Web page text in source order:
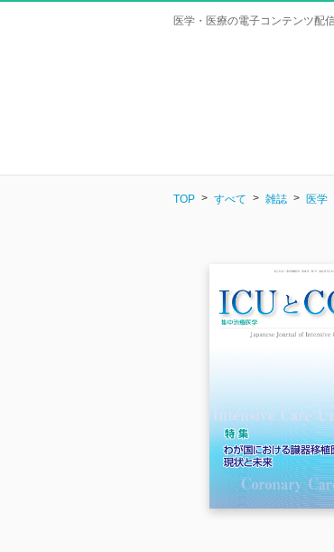
医学・医療の電子コンテンツ配
TOP すべて 雑誌 医学